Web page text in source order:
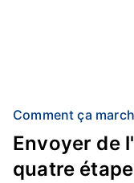
Comment ça
Envoyer de
quatre